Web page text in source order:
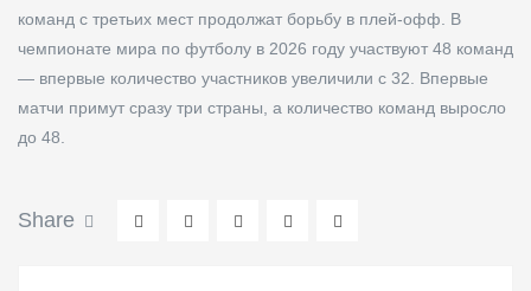
команд с третьих мест продолжат борьбу в плей-офф. В
чемпионате мира по футболу в 2026 году участвуют 48 команд
— впервые количество участников увеличили с 32. Впервые
матчи примут сразу три страны, а количество команд выросло
до 48.
Share